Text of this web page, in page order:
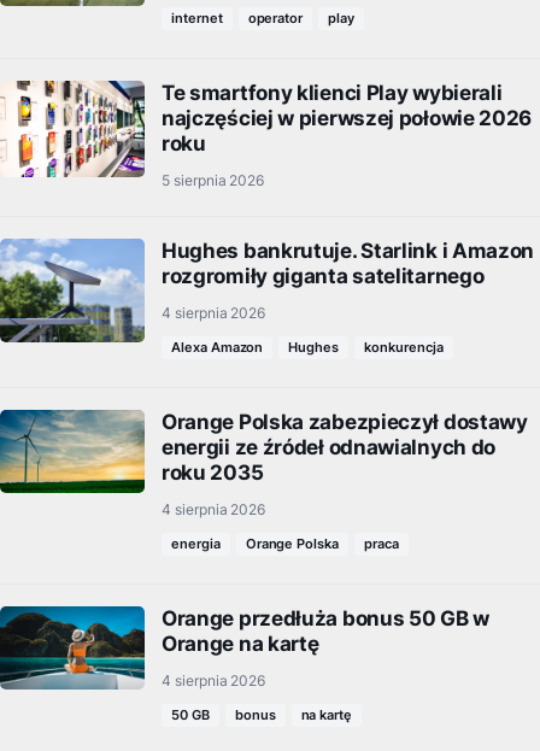
internet operator play
Te smartfony klienci Play wybierali
najczęściej w pierwszej połowie 2026
roku
5 sierpnia 2026
Hughes bankrutuje. Starlink i Amazon
rozgromiły giganta satelitarnego
4 sierpnia 2026
Alexa Amazon Hughes konkurencja
Orange Polska zabezpieczył dostawy
energii ze źródeł odnawialnych do
roku 2035
4 sierpnia 2026
energia Orange Polska praca
Orange przedłuża bonus 50 GB w
Orange na kartę
4 sierpnia 2026
50 GB bonus na kartę